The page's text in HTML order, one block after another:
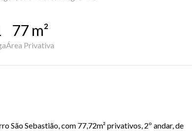
77 m²
Área Privativa
São Sebastião, com 77,72m² privativos, 2º andar, de